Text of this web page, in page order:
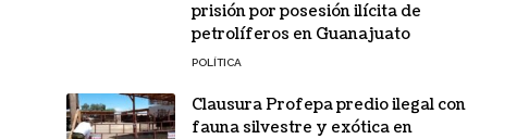
prisión por posesión ilícita de
petrolíferos en Guanajuato
POLÍTICA
Clausura Profepa predio ilegal con
fauna silvestre y exótica en